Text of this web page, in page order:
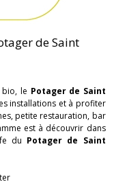
de Saint
bio, le Potager de Saint
installations et à profiter
petite restauration, bar
est à découvrir dans
du Potager de Saint